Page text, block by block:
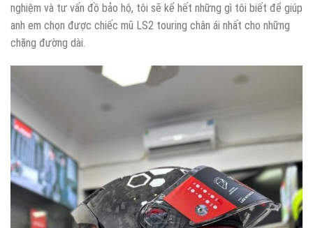
nghiệm và tư vấn đồ bảo hộ, tôi sẽ kể hết những gì tôi biết để giúp
anh em chọn được chiếc mũ LS2 touring chân ái nhất cho những
chặng đường dài.